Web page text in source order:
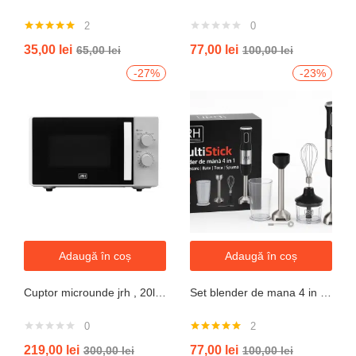
5.00din 5
2
35,00 lei 65,00lei
0
77,00 lei 100,00lei
-27%
Adaugă în coș
0
219,00 lei 300,00lei
-23%
Adaugă în coș
5.00din 5
2
77,00 lei 100,00lei